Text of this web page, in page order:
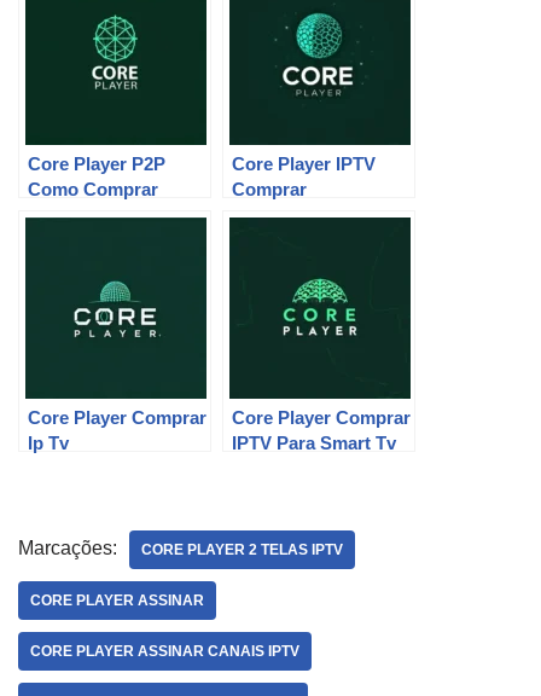
Core Player P2P
Como Comprar
Core Player IPTV
Comprar
Core Player Comprar
Ip Tv
Core Player Comprar
IPTV Para Smart Tv
Marcações: CORE PLAYER 2 TELAS IPTV
CORE PLAYER ASSINAR
CORE PLAYER ASSINAR CANAIS IPTV